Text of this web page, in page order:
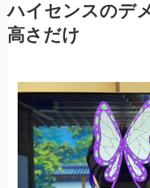
ハイセンスのデ
高さだけ